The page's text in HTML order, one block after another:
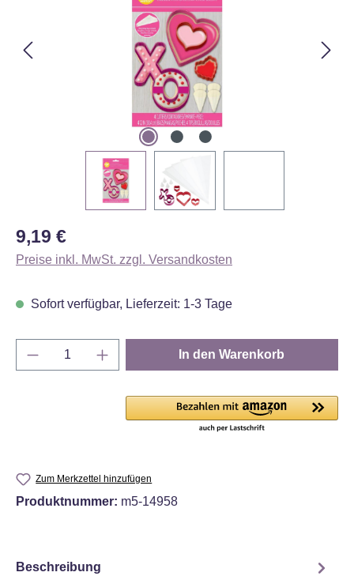
Regulärer Preis:
9,19 €
Preise inkl. MwSt. zzgl. Versandkosten
Sofort verfügbar, Lieferzeit: 1-3 Tage
Produkt Anzahl: Gib den gewünschten
In den Warenkorb
Zum Merkzettel hinzufügen
Produktnummer: m5-14958
Beschreibung